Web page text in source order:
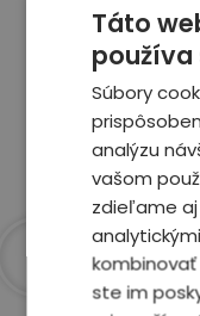
Celé auto z
vrátane závad a
Zobraziť
Táto
používa
Súbory
analýzu
vašom
zdieľame
ste im